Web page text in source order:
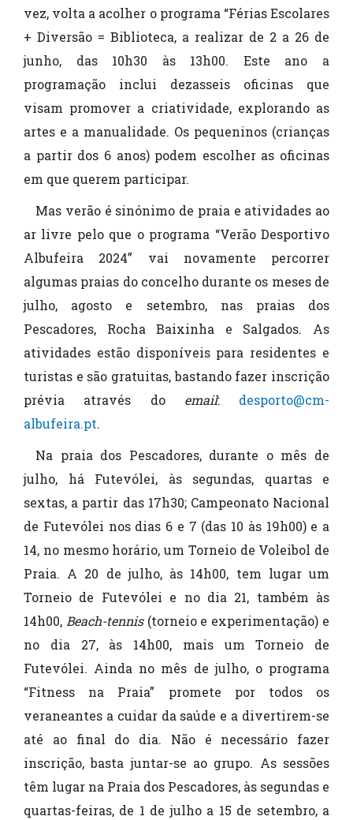
vez, volta a acolher o programa “Férias Escolares
+ Diversão = Biblioteca, a realizar de 2 a 26 de
junho, das 10h30 às 13h00. Este ano a
programação inclui dezasseis oficinas que
visam promover a criatividade, explorando as
artes e a manualidade. Os pequeninos (crianças
a partir dos 6 anos) podem escolher as oficinas
em que querem participar.
Mas verão é sinónimo de praia e atividades ao
ar livre pelo que o programa “Verão Desportivo
Albufeira 2024” vai novamente percorrer
algumas praias do concelho durante os meses de
julho, agosto e setembro, nas praias dos
Pescadores, Rocha Baixinha e Salgados. As
atividades estão disponíveis para residentes e
turistas e são gratuitas, bastando fazer inscrição
prévia através do email: desporto@cm-
albufeira.pt.
Na praia dos Pescadores, durante o mês de
julho, há Futevólei, às segundas, quartas e
sextas, a partir das 17h30; Campeonato Nacional
de Futevólei nos dias 6 e 7 (das 10 às 19h00) e a
14, no mesmo horário, um Torneio de Voleibol de
Praia. A 20 de julho, às 14h00, tem lugar um
Torneio de Futevólei e no dia 21, também às
14h00, Beach-tennis(torneio e experimentação) e
no dia 27, às 14h00, mais um Torneio de
Futevólei. Ainda no mês de julho, o programa
“Fitness na Praia” promete por todos os
veraneantes a cuidar da saúde e a divertirem-se
até ao final do dia. Não é necessário fazer
inscrição, basta juntar-se ao grupo. As sessões
têm lugar na Praia dos Pescadores, às segundas e
quartas-feiras, de 1 de julho a 15 de setembro, a